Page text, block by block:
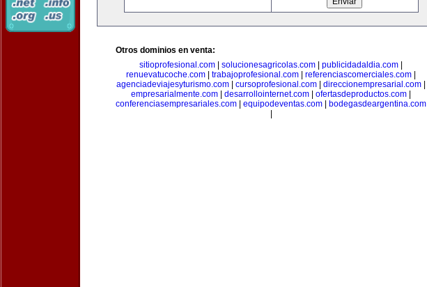
Otros dominios en venta:
sitioprofesional.com
solucionesagricolas.com publicidadaldia.com
renuevatucoche.com
trabajoprofesional.com referenciascomerciales.com
agenciadeviajesyturismo.com
cursoprofesional.com direccionempresarial.com
empresarialmente.com
desarrollointernet.com ofertasdeproductos.com
conferenciasempresariales.com
equipodeventas.com
bodegasdeargentina.com